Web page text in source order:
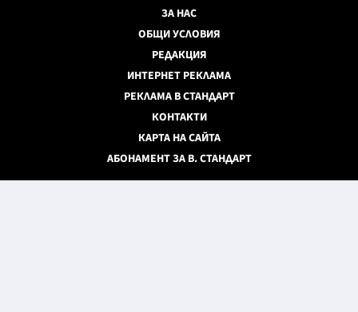
ЗА НАС
ОБЩИ УСЛОВИЯ
РЕДАКЦИЯ
ИНТЕРНЕТ РЕКЛАМА
РЕКЛАМА В СТАНДАРТ
КОНТАКТИ
КАРТА НА САЙТА
АБОНАМЕНТ ЗА В. СТАНДАРТ